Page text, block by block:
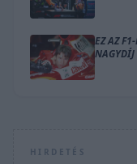
EZ AZ
NAGYDÍJ
HIRDETÉS